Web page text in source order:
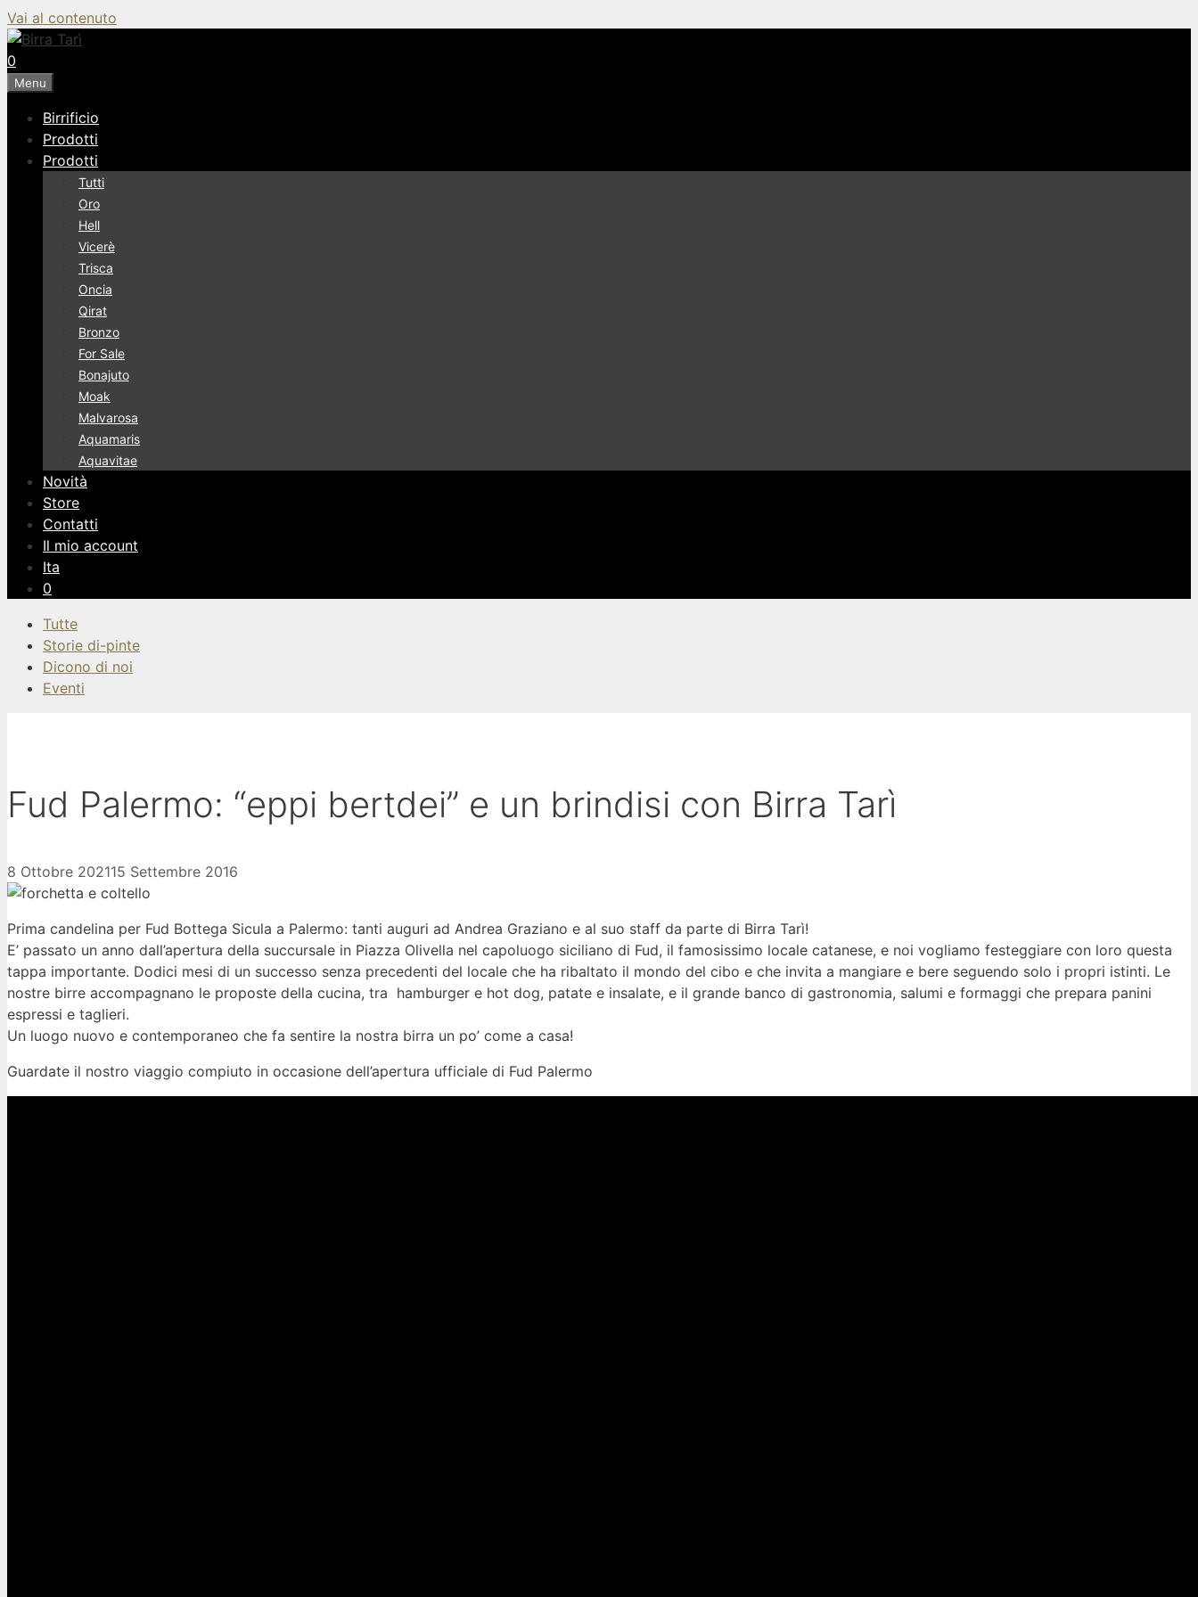
Vai al contenuto
0
Menu
Birrificio
Prodotti
Prodotti
Tutti
Oro
Hell
Vicerè
Trisca
Oncia
Qirat
Bronzo
For Sale
Bonajuto
Moak
Malvarosa
Aquamaris
Aquavitae
Novità
Store
Contatti
Il mio account
Ita
0
Tutte
Storie di-pinte
Dicono di noi
Eventi
Fud Palermo: “eppi bertdei” e un brindisi con Birra Tarì
8 Ottobre 202115 Settembre 2016
Prima candelina per Fud Bottega Sicula a Palermo: tanti auguri ad Andrea Graziano e al suo staff da parte di Birra Tarì!
E’ passato un anno dall’apertura della succursale in Piazza Olivella nel capoluogo siciliano di Fud, il famosissimo locale catanese, e noi vogliamo festeggiare con loro questa
tappa importante. Dodici mesi di un successo senza precedenti del locale che ha ribaltato il mondo del cibo e che invita a mangiare e bere seguendo solo i propri istinti. Le
nostre birre accompagnano le proposte della cucina, tra hamburger e hot dog, patate e insalate, e il grande banco di gastronomia, salumi e formaggi che prepara panini
espressi e taglieri.
Un luogo nuovo e contemporaneo che fa sentire la nostra birra un po’ come a casa!
Guardate il nostro viaggio compiuto in occasione dell’apertura ufficiale di Fud Palermo